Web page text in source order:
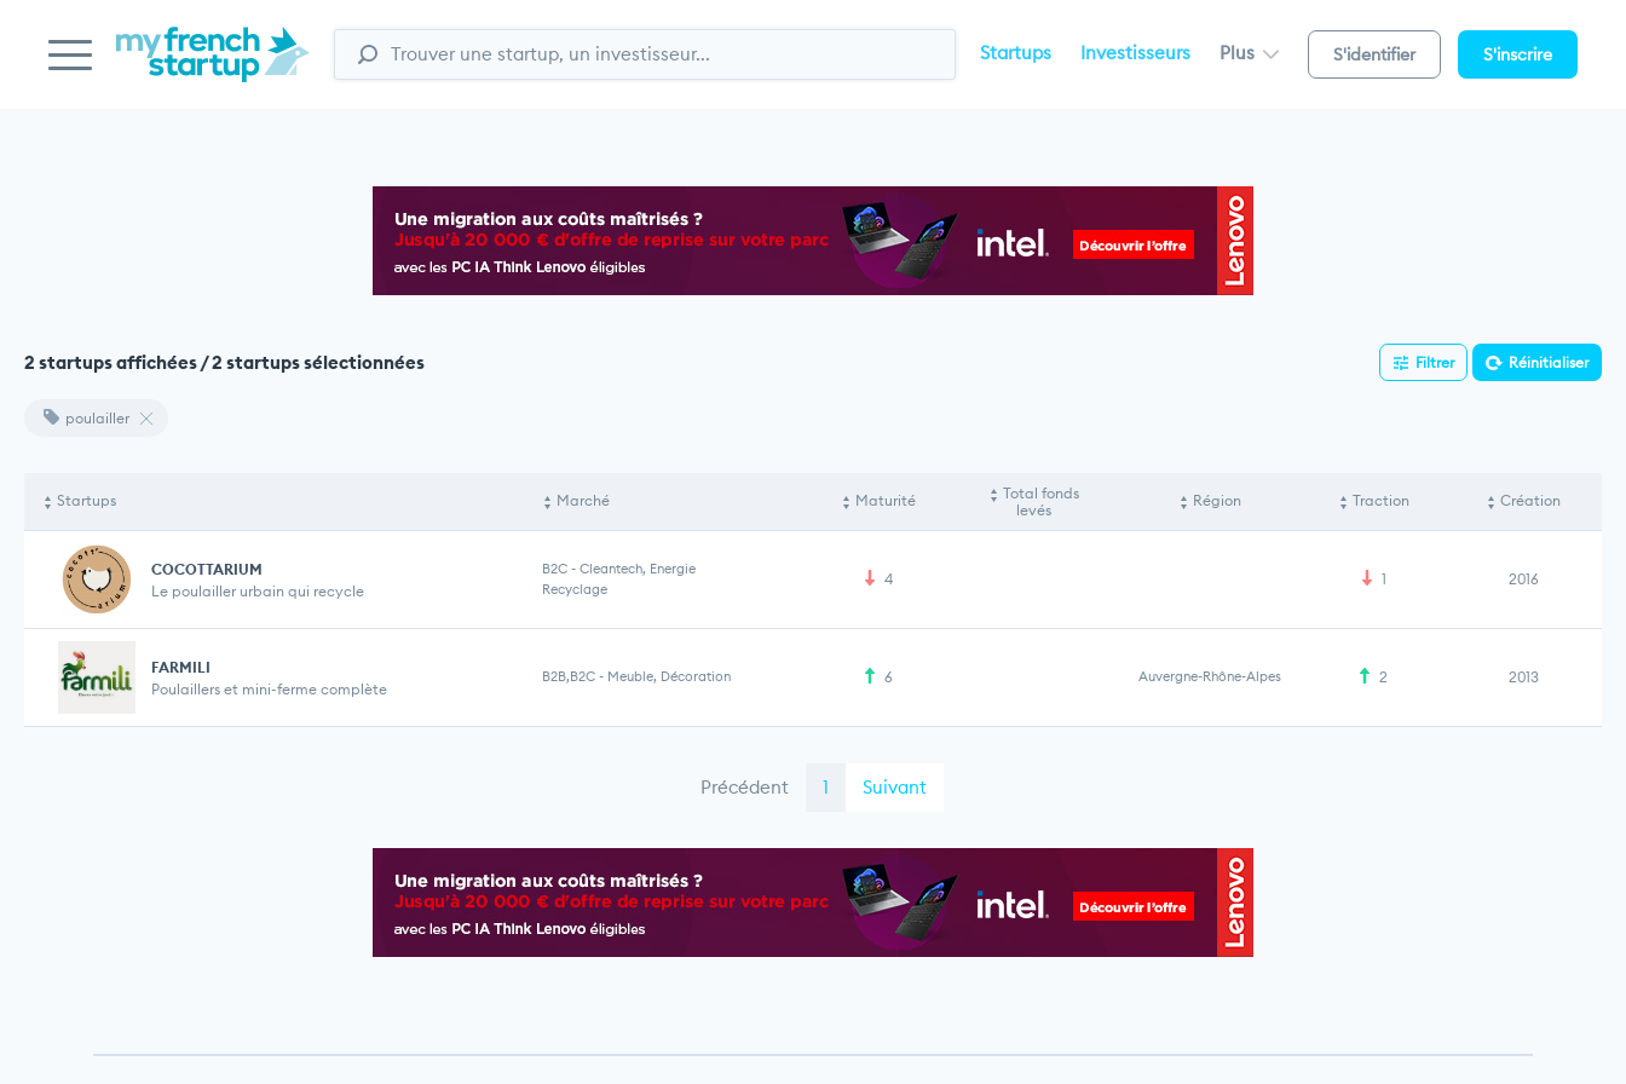
Startups Investisseurs Plus S'identifier S'inscrire
2 startups affichées / 2 startups sélectionnées Filtrer Réinitialiser
poulailler
Startups Marché Maturité
Total fonds
levés
Région Traction Création
COCOTTARIUM
Le poulailler urbain qui recycle
B2C - Cleantech, Energie
Recyclage
4 1 2016
FARMILI
Poulaillers et mini-ferme complète
B2B,B2C - Meuble, Décoration 6 Auvergne-Rhône-Alpes 2 2013
Précédent 1 Suivant